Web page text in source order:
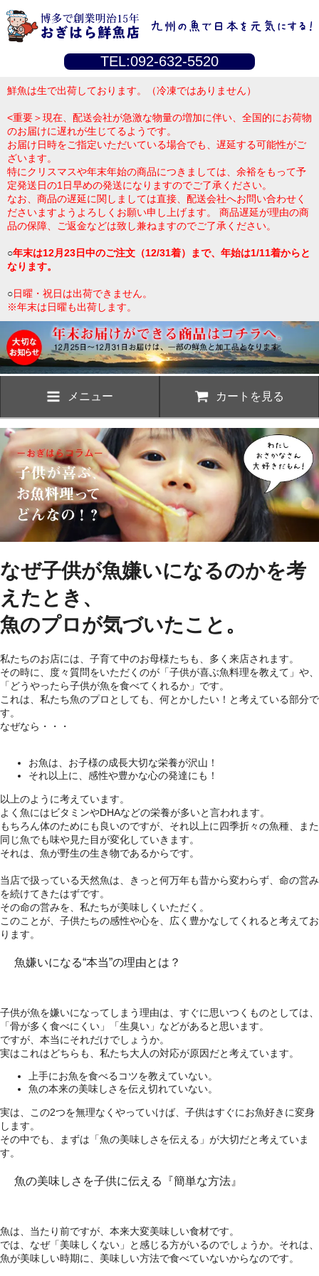
TEL:092-632-5520
鮮魚は生で出荷しております。（冷凍ではありません）
<重要＞現在、配送会社が急激な物量の増加に伴い、全国的にお荷物
のお届けに遅れが生じてるようです。
お届け日時をご指定いただいている場合でも、遅延する可能性がご
ざいます。
特にクリスマスや年末年始の商品につきましては、余裕をもって予
定発送日の1日早めの発送になりますのでご了承ください。
なお、商品の遅延に関しましては直接、配送会社へお問い合わせく
ださいますようよろしくお願い申し上げます。 商品遅延が理由の商
品の保障、ご返金などは致し兼ねますのでご了承ください。
○年末は12月23日中のご注文（12/31着）まで、年始は1/11着からと
なります。
○日曜・祝日は出荷できません。
※年末は日曜も出荷します。
メニュー カートを見る
なぜ子供が魚嫌いになるのかを考
えたとき、
魚のプロが気づいたこと。
私たちのお店には、子育て中のお母様たちも、多く来店されます。
その時に、度々質問をいただくのが「子供が喜ぶ魚料理を教えて」や、
「どうやったら子供が魚を食べてくれるか」です。
これは、私たち魚のプロとしても、何とかしたい！と考えている部分で
す。
なぜなら・・・
お魚は、お子様の成長大切な栄養が沢山！
それ以上に、感性や豊かな心の発達にも！
以上のように考えています。
よく魚にはビタミンやDHAなどの栄養が多いと言われます。
もちろん体のためにも良いのですが、それ以上に四季折々の魚種、また
同じ魚でも味や見た目が変化していきます。
それは、魚が野生の生き物であるからです。
当店で扱っている天然魚は、きっと何万年も昔から変わらず、命の営み
を続けてきたはずです。
その命の営みを、私たちが美味しくいただく。
このことが、子供たちの感性や心を、広く豊かなしてくれると考えてお
ります。
魚嫌いになる“本当”の理由とは？
子供が魚を嫌いになってしまう理由は、すぐに思いつくものとしては、
「骨が多く食べにくい」「生臭い」などがあると思います。
ですが、本当にそれだけでしょうか。
実はこれはどちらも、私たち大人の対応が原因だと考えています。
上手にお魚を食べるコツを教えていない。
魚の本来の美味しさを伝え切れていない。
実は、この2つを無理なくやっていけば、子供はすぐにお魚好きに変身
します。
その中でも、まずは「魚の美味しさを伝える」が大切だと考えていま
す。
魚の美味しさを子供に伝える『簡単な方法』
魚は、当たり前ですが、本来大変美味しい食材です。
では、なぜ「美味しくない」と感じる方がいるのでしょうか。それは、
魚が美味しい時期に、美味しい方法で食べていないからなのです。